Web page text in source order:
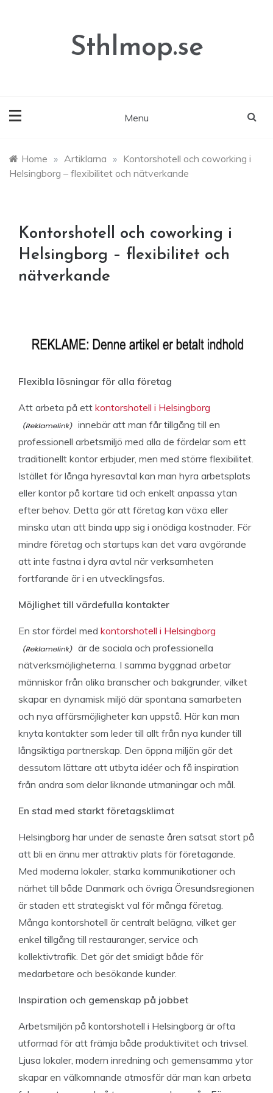
Sthlmop.se
Menu
Home » Artiklarna » Kontorshotell och coworking i
Helsingborg – flexibilitet och nätverkande
Kontorshotell och coworking i
Helsingborg – flexibilitet och
nätverkande
Flexibla lösningar för alla företag
Att arbeta på ett kontorshotell i Helsingborg
innebär att man får tillgång till en
professionell arbetsmiljö med alla de fördelar som ett
traditionellt kontor erbjuder, men med större flexibilitet.
Istället för långa hyresavtal kan man hyra arbetsplats
eller kontor på kortare tid och enkelt anpassa ytan
efter behov. Detta gör att företag kan växa eller
minska utan att binda upp sig i onödiga kostnader. För
mindre företag och startups kan det vara avgörande
att inte fastna i dyra avtal när verksamheten
fortfarande är i en utvecklingsfas.
Möjlighet till värdefulla kontakter
En stor fördel med kontorshotell i Helsingborg
är de sociala och professionella
nätverksmöjligheterna. I samma byggnad arbetar
människor från olika branscher och bakgrunder, vilket
skapar en dynamisk miljö där spontana samarbeten
och nya affärsmöjligheter kan uppstå. Här kan man
knyta kontakter som leder till allt från nya kunder till
långsiktiga partnerskap. Den öppna miljön gör det
dessutom lättare att utbyta idéer och få inspiration
från andra som delar liknande utmaningar och mål.
En stad med starkt företagsklimat
Helsingborg har under de senaste åren satsat stort på
att bli en ännu mer attraktiv plats för företagande.
Med moderna lokaler, starka kommunikationer och
närhet till både Danmark och övriga Öresundsregionen
är staden ett strategiskt val för många företag.
Många kontorshotell är centralt belägna, vilket ger
enkel tillgång till restauranger, service och
kollektivtrafik. Det gör det smidigt både för
medarbetare och besökande kunder.
Inspiration och gemenskap på jobbet
Arbetsmiljön på kontorshotell i Helsingborg är ofta
utformad för att främja både produktivitet och trivsel.
Ljusa lokaler, modern inredning och gemensamma ytor
skapar en välkomnande atmosfär där man kan arbeta